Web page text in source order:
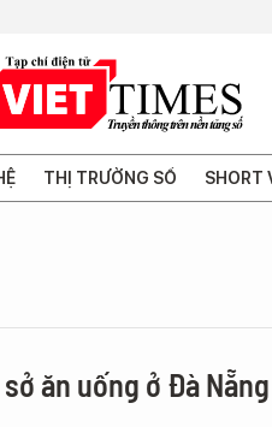
THỊ TRƯỜNG SỐ SHORT
ăn uống ở Đà